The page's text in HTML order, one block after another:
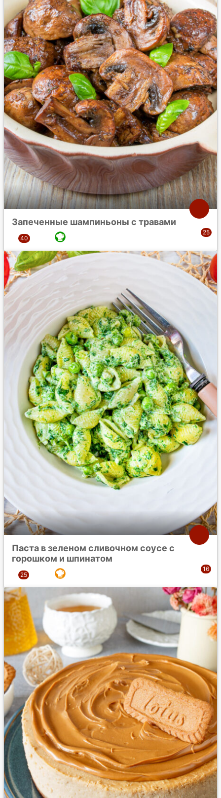
Запеченные шампиньоны с травами
Паста в зеленом сливочном соусе с
горошком и шпинатом